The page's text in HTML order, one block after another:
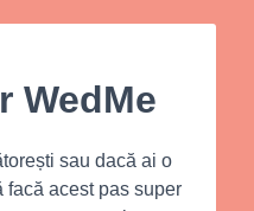
WedMe
sau dacă ai o
facă acest pas super